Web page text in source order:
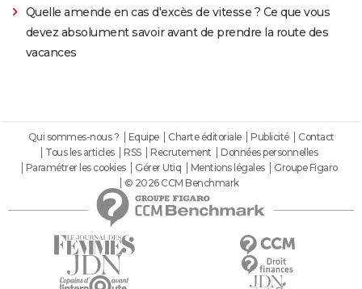
Quelle amende en cas d'excès de vitesse ? Ce que vous
devez absolument savoir avant de prendre la route des
vacances
Qui sommes-nous ? Equipe Charte éditoriale Publicité
Contact
Tous les articles
RSS Recrutement
Données personnelles
Paramétrer les cookies
Gérer Utiq Mentions légales
Groupe Figaro
© 2026 CCM Benchmark